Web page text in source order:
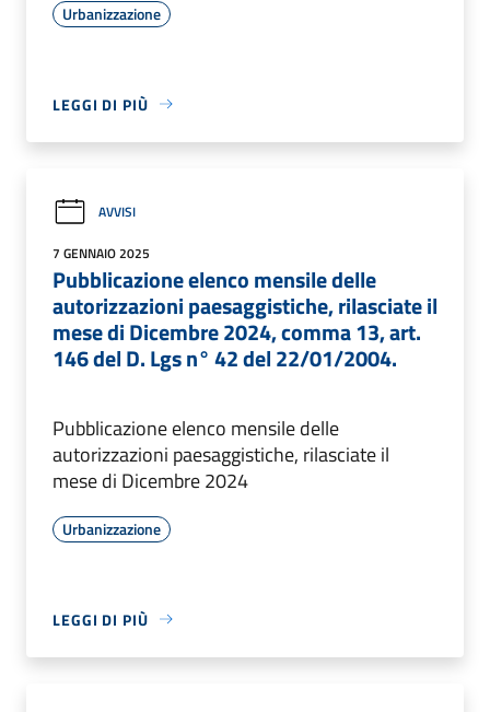
Urbanizzazione
LEGGI DI PIÙ
AVVISI
7 GENNAIO 2025
Pubblicazione elenco mensile delle
autorizzazioni paesaggistiche, rilasciate il
mese di Dicembre 2024, comma 13, art.
146 del D. Lgs n° 42 del 22/01/2004.
Pubblicazione elenco mensile delle
autorizzazioni paesaggistiche, rilasciate il
mese di Dicembre 2024
Urbanizzazione
LEGGI DI PIÙ